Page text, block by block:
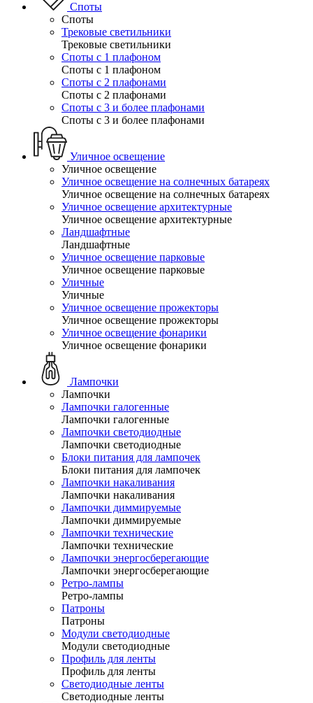
Споты
Споты
Трековые светильники
Трековые светильники
Споты с 1 плафоном
Споты с 1 плафоном
Споты с 2 плафонами
Споты с 2 плафонами
Споты с 3 и более плафонами
Споты с 3 и более плафонами
Уличное освещение
Уличное освещение
Уличное освещение на солнечных батареях
Уличное освещение на солнечных батареях
Уличное освещение архитектурные
Уличное освещение архитектурные
Ландшафтные
Ландшафтные
Уличное освещение парковые
Уличное освещение парковые
Уличные
Уличные
Уличное освещение прожекторы
Уличное освещение прожекторы
Уличное освещение фонарики
Уличное освещение фонарики
Лампочки
Лампочки
Лампочки галогенные
Лампочки галогенные
Лампочки светодиодные
Лампочки светодиодные
Блоки питания для лампочек
Блоки питания для лампочек
Лампочки накаливания
Лампочки накаливания
Лампочки диммируемые
Лампочки диммируемые
Лампочки технические
Лампочки технические
Лампочки энергосберегающие
Лампочки энергосберегающие
Ретро-лампы
Ретро-лампы
Патроны
Патроны
Модули светодиодные
Модули светодиодные
Профиль для ленты
Профиль для ленты
Светодиодные ленты
Светодиодные ленты